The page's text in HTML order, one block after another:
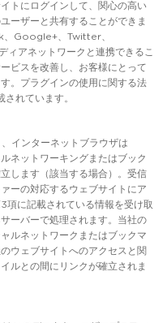
トにログインして、関心の高い
ーザーと共有することができま
、Google+、Twitter、
アネットワークと連携できるこ
ビスを改善し、お客様にとって
。プラグインの使用に関する法
れています。
インターネットブラウザは
ネットワーキングまたはブック
します（該当する場合）。受信
ーの対応するウェブサイトにア
項に記載されている情報を受け取
ーバーで処理されます。当社の
ルネットワークまたはブックマ
ウェブサイトへのアクセスと関
ルとの間にリンクが確立されま